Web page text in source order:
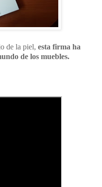
de la piel, esta firma ha
de los muebles.